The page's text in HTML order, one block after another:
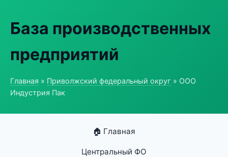
База производственных
предприятий
Главная » Приволжский федеральный округ » ООО
Индустрия Пак
🏠 Главная
Центральный ФО